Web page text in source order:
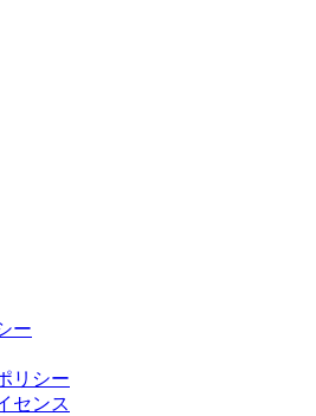
ー
リシー
センス